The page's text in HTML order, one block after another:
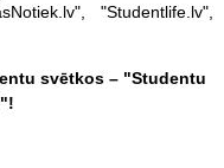
"Studentlife.lv",
svētkos – "Studentu